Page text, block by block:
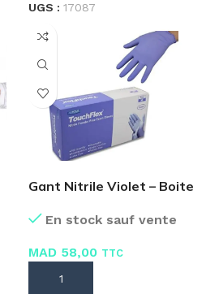
UGS : 17087
Gant Nitrile Violet – Boite
En stock sauf vente
MAD 58,00 TTC
AJOUTER AU PANIER